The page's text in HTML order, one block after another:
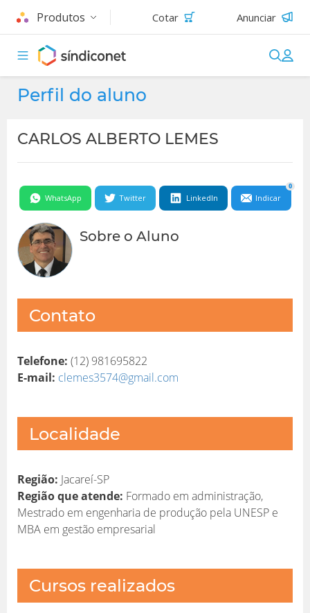
Produtos Cotar Anunciar
Perfil do aluno
CARLOS ALBERTO LEMES
WhatsApp Twitter LinkedIn Indicar
0
Sobre o Aluno
Contato
Telefone: (12) 981695822
E-mail: clemes3574@gmail.com
Localidade
Região: Jacareí-SP
Região que atende: Formado em administração,
Mestrado em engenharia de produção pela UNESP e
MBA em gestão empresarial
Cursos realizados